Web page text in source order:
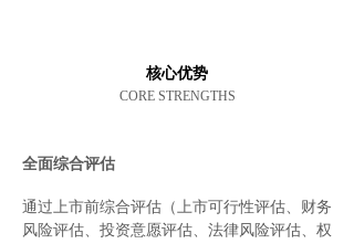
核心优势
CORE STRENGTHS
全面综合评估
通过上市前综合评估（上市可行性评估、财务
风险评估、投资意愿评估、法律风险评估、权